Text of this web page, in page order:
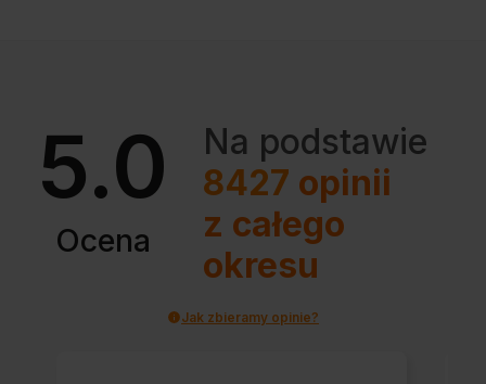
5.0
Ocena
Na podstawie
8427 opinii
z całego
okresu
Jak zbieramy opinie?